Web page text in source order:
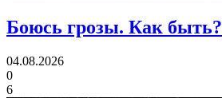
Боюсь грозы. Как быть?
04.08.2026
0
6